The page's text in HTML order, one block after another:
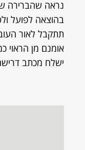
נראה שהברירה
בהוצאה לפועל
תתקבל לאור
אומנם מן הראוי
ישלח מכתב